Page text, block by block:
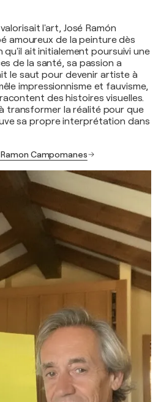
l'art, José Ramón
amoureux de la peinture dès
qu'il ait initialement poursuivi une
de la santé, sa passion a
le saut pour devenir artiste à
impressionnisme et fauvisme,
des histoires visuelles.
transformer la réalité pour que
sa propre interprétation dans
Campomanes